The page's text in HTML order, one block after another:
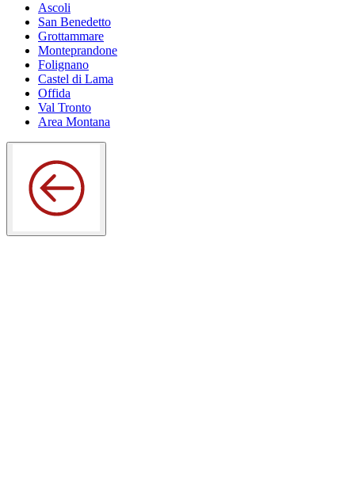
Ascoli
San Benedetto
Grottammare
Monteprandone
Folignano
Castel di Lama
Offida
Val Tronto
Area Montana